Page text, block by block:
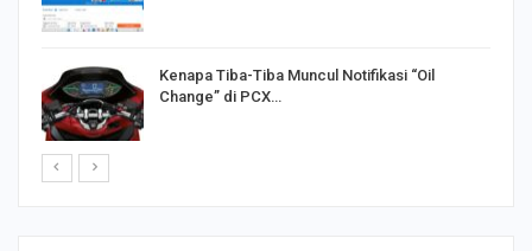
Kenapa Tiba-Tiba Muncul Notifikasi “Oil
Change” di PCX…